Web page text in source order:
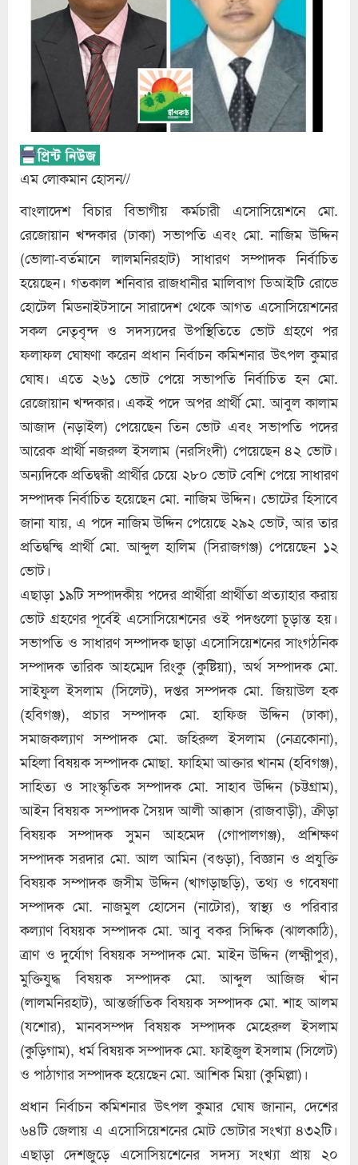
এম লোকমান হোসন//
বাংলাদেশ বিচার বিভাগীয় কর্মচারী এসোসিয়েশনে মো.
রেজোয়ান খন্দকার (ঢাকা) সভাপতি এবং মো. নাজিম উদ্দিন
(ভোলা-বর্তমানে লালমনিরহাট) সাধারণ সম্পাদক নির্বাচিত
হয়েছেন। গতকাল শনিবার রাজধানীর মালিবাগ ডিআইটি রোডে
হোটেল মিডনাইটসানে সারাদেশ থেকে আগত এসোসিয়েশনের
সকল নেতৃবৃন্দ ও সদস্যদের উপস্থিতিতে ভোট গ্রহণে পর
ফলাফল ঘোষণা করেন প্রধান নির্বাচন কমিশনার উৎপল কুমার
ঘোষ। এতে ২৬১ ভোট পেয়ে সভাপতি নির্বাচিত হন মো.
রেজোয়ান খন্দকার। একই পদে অপর প্রার্থী মো. আবুল কালাম
আজাদ (নড়াইল) পেয়েছেন তিন ভোট এবং সভাপতি পদের
আরেক প্রার্থী নজরুল ইসলাম (নরসিংদী) পেয়েছেন ৪২ ভোট।
অন্যদিকে প্রতিদ্বন্ধী প্রার্থীর চেয়ে ২৮০ ভোট বেশি পেয়ে সাধারণ
সম্পাদক নির্বাচিত হয়েছেন মো. নাজিম উদ্দিন। ভোটের হিসাবে
জানা যায়, এ পদে নাজিম উদ্দিন পেয়েছে ২৯২ ভোট, আর তার
প্রতিদ্বন্দ্বি প্রার্থী মো. আব্দুল হালিম (সিরাজগঞ্জ) পেয়েছেন ১২
ভোট।
এছাড়া ১৯টি সম্পাদকীয় পদের প্রার্থীরা প্রার্থীতা প্রত্যাহার করায়
ভোট গ্রহণের পূর্বেই এসোসিয়েশনের ওই পদগুলো চূড়ান্ত হয়।
সভাপতি ও সাধারণ সম্পাদক ছাড়া এসোসিয়েশনের সাংগঠনিক
সম্পাদক তারিক আহম্মেদ রিংকু (কুষ্টিয়া), অর্থ সম্পাদক মো.
সাইফুল ইসলাম (সিলেট), দপ্তর সম্পদক মো. জিয়াউল হক
(হবিগঞ্জ), প্রচার সম্পাদক মো. হাফিজ উদ্দিন (ঢাকা),
সমাজকল্যাণ সম্পাদক মো. জহিরুল ইসলাম (নেত্রকোনা),
মহিলা বিষয়ক সম্পাদক মোছা. ফাহিমা আক্তার খানম (হবিগঞ্জ),
সাহিত্য ও সাংস্কৃতিক সম্পাদক মো. সাহাব উদ্দিন (চট্টগ্রাম),
আইন বিষয়ক সম্পাদক সৈয়দ আলী আক্কাস (রাজবাড়ী), ক্রীড়া
বিষয়ক সম্পাদক সুমন আহমেদ (গোপালগঞ্জ), প্রশিক্ষণ
সম্পাদক সরদার মো. আল আমিন (বগুড়া), বিজ্ঞান ও প্রযুক্তি
বিষয়ক সম্পাদক জসীম উদ্দিন (খাগড়াছড়ি), তথ্য ও গবেষণা
সম্পাদক মো. নাজমুল হোসেন (নাটোর), স্বাস্থ্য ও পরিবার
কল্যাণ বিষয়ক সম্পাদক মো. আবু বকর সিদ্দিক (ঝালকাঠি),
ত্রাণ ও দুর্যোগ বিষয়ক সম্পাদক মো. মাইন উদ্দিন (লক্ষ্মীপুর),
মুক্তিযুদ্ধ বিষয়ক সম্পাদক মো. আব্দুল আজিজ খাঁন
(লালমনিরহাট), আন্তর্জাতিক বিষয়ক সম্পাদক মো. শাহ আলম
(যশোর), মানবসম্পদ বিষয়ক সম্পাদক মেহেরুল ইসলাম
(কুড়িগাম), ধর্ম বিষয়ক সম্পাদক মো. ফাইজুল ইসলাম (সিলেট)
ও পাঠাগার সম্পাদক হয়েছেন মো. আশিক মিয়া (কুমিল্লা)।
প্রধান নির্বাচন কমিশনার উৎপল কুমার ঘোষ জানান, দেশের
৬৪টি জেলায় এ এসোসিয়েশনের মোট ভোটার সংখ্যা ৪৩২টি।
এছাড়া দেশজুড়ে এসোসিয়শেনের সদস্য সংখ্যা প্রায় ২০